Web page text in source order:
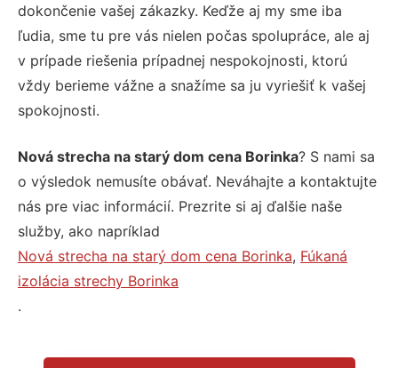
dokončenie vašej zákazky. Keďže aj my sme iba
ľudia, sme tu pre vás nielen počas spolupráce, ale aj
v prípade riešenia prípadnej nespokojnosti, ktorú
vždy berieme vážne a snažíme sa ju vyriešiť k vašej
spokojnosti.
Nová strecha na starý dom cena Borinka? S nami sa
o výsledok nemusíte obávať. Neváhajte a kontaktujte
nás pre viac informácií. Prezrite si aj ďalšie naše
služby, ako napríklad
Nová strecha na starý dom cena Borinka, Fúkaná
izolácia strechy Borinka
.